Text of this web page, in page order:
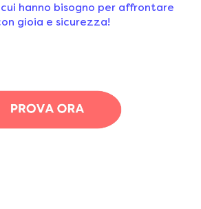
hanno bisogno per affrontare
gioia e sicurezza!